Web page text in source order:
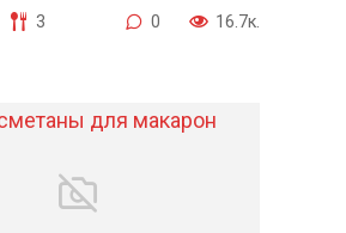
3 0 16.7к.